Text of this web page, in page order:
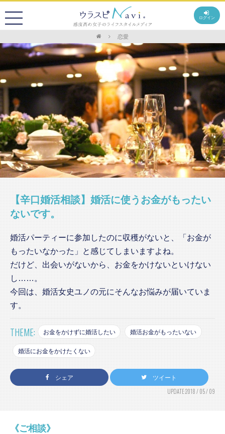
ログイン
恋愛
【辛口婚活相談】婚活に使うお金がもったい
ないです。
婚活パーティーに参加したのに収穫がないと、「お金が
もったいなかった」と感じてしまいますよね。
だけど、出会いがないから、お金をかけないといけない
し……。
今回は、婚活女史ユノの元にそんなお悩みが届いていま
す。
THEME: お金をかけずに婚活したい 婚活お金がもったいない
婚活にお金をかけたくない
シェア ツイート
UPDATE:2018 / 05 / 09
《ご相談》